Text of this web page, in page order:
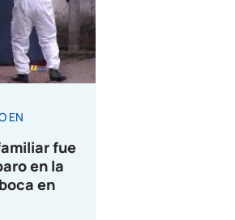
EN
fue
en la
en